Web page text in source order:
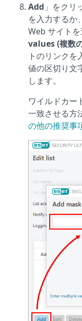
Add 」をクリ
を入力するか
Web サイト
values (複数
トのリンク
値の区切り文
します。
ワイルドカー
一致させる方
の他の推奨事